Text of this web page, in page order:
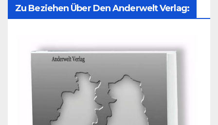
Zu Beziehen Über Den Anderwelt Verlag: